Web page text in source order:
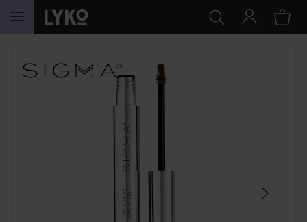
HOPPA TILL INNEHÅLLET
HOPPA ÖVER SEKTIONEN